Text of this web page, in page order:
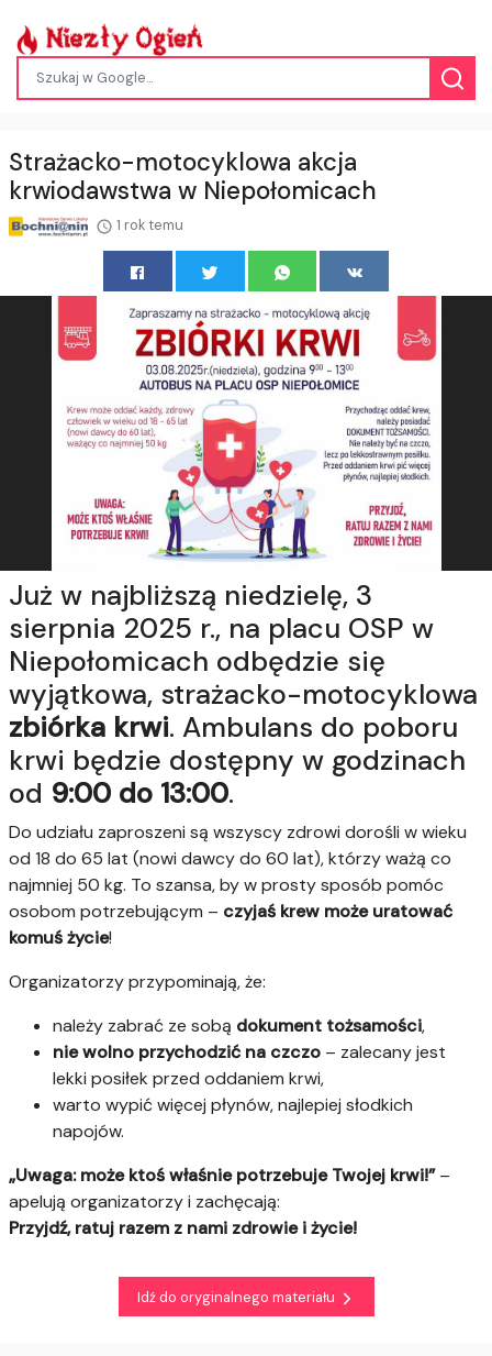
Strażacko-motocyklowa akcja
krwiodawstwa w Niepołomicach
1 rok temu
Już w najbliższą niedzielę, 3
sierpnia 2025 r., na placu OSP w
Niepołomicach odbędzie się
wyjątkowa, strażacko-motocyklowa
zbiórka krwi. Ambulans do poboru
krwi będzie dostępny w godzinach
od 9:00 do 13:00.
Do udziału zaproszeni są wszyscy zdrowi dorośli w wieku
od 18 do 65 lat (nowi dawcy do 60 lat), którzy ważą co
najmniej 50 kg. To szansa, by w prosty sposób pomóc
osobom potrzebującym – czyjaś krew może uratować
komuś życie!
Organizatorzy przypominają, że:
należy zabrać ze sobą dokument tożsamości,
nie wolno przychodzić na czczo – zalecany jest
lekki posiłek przed oddaniem krwi,
warto wypić więcej płynów, najlepiej słodkich
napojów.
„Uwaga: może ktoś właśnie potrzebuje Twojej krwi!”–
apelują organizatorzy i zachęcają:
Przyjdź, ratuj razem z nami zdrowie i życie!
Idź do oryginalnego materiału